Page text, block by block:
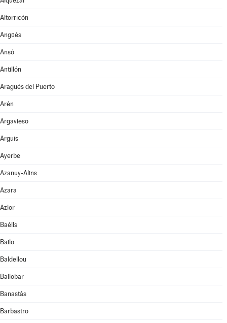
Altorricón
Angüés
Ansó
Antillón
Aragüés del Puerto
Arén
Argavieso
Arguis
Ayerbe
Azanuy-Alins
Azara
Azlor
Baélls
Bailo
Baldellou
Ballobar
Banastás
Barbastro